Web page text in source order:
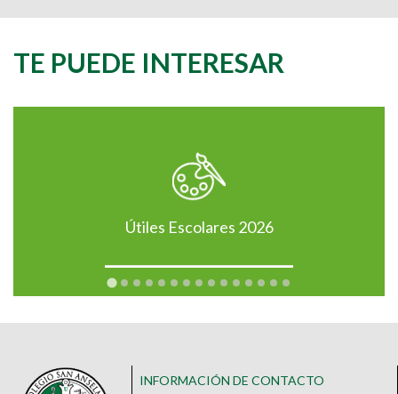
TE PUEDE INTERESAR
Útiles Escolares 2026
INFORMACIÓN DE CONTACTO